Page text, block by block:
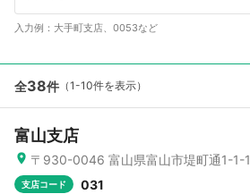
入力例：大手町支店、0053など
全38件 （1-10件を表示）
富山支店
〒930-0046 富山県富山市堤町通1-1-
支店コード 031